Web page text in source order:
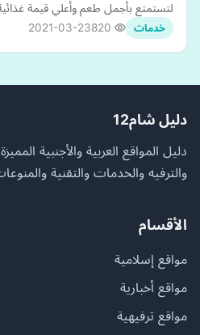
لتستمتع بأجمل طعم وأعلي قيمة
خدمات 2021-03-23
دليل شام12
دليل المواقع العربية والأجنبية
والترفيه والخدمات والتقنية
الأقسام
مواقع إسلامية
مواقع أخبارية
مواقع ترفيهية